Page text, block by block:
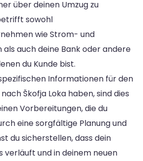
über deinen Umzug zu
sowohl
wie Strom- und
auch deine Bank oder andere
du Kunde bist.
Informationen für den
Škofja Loka haben, sind dies
Vorbereitungen, die du
eine sorgfältige Planung und
du sicherstellen, dass dein
verläuft und in deinem neuen